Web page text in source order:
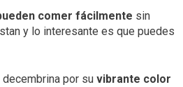
comer fácilmente sin
y lo interesante es que puedes
por su vibrante color